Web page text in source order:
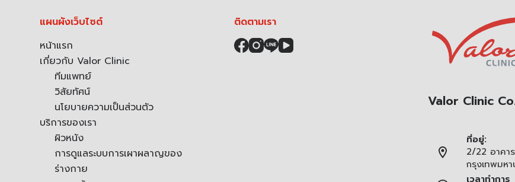
แผนผังเว็บไซต์
หน้าแรก
เกี่ยวกับ Valor Clinic
ทีมแพทย์
วิสัยทัศน์
นโยบายความเป็นส่วนตัว
บริการของเรา
ผิวหนัง
การดูแลระบบการเผาผลาญของ
ร่างกาย
ติดตามเรา
Valor Clinic
ที่อยู่:
2/22 อาคา
กรุงเทพมห
เวลาทำการ